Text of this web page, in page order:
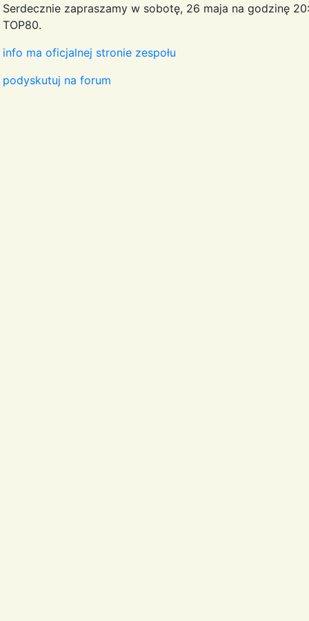
Serdecznie zapraszamy w sobotę, 26 maja na godzinę
TOP80.
info ma oficjalnej stronie zespołu
podyskutuj na forum